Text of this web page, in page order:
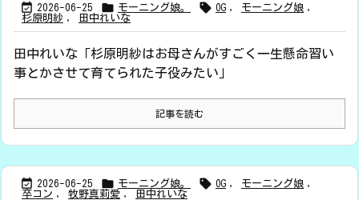
 2026-06-25  モーニング娘。  OG , モーニング娘 ,
杉原明紗 , 田中れいな
田中れいな「杉原明紗はお母さんがすごく一生懸命習い
事とかさせて育てられた子役みたい」
記事を読む
 2026-06-25  モーニング娘。  OG , モーニング娘 ,
卒コン , 牧野真莉愛 , 田中れいな